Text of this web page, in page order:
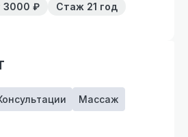
3000 ₽ Стаж 21 год
Массаж